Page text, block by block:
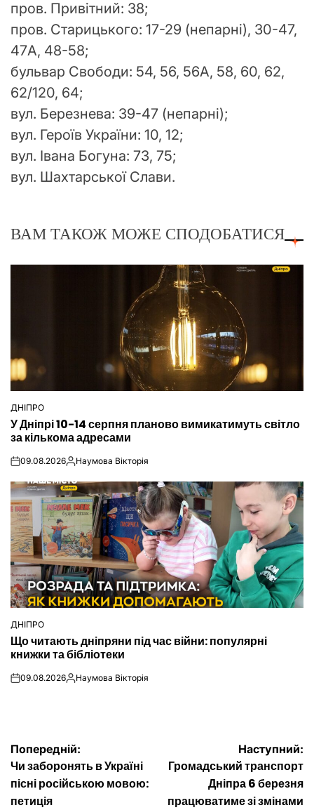
пров. Привітний: 38;
пров. Старицького: 17-29 (непарні), 30-47,
47А, 48-58;
бульвар Свободи: 54, 56, 56А, 58, 60, 62,
62/120, 64;
вул. Березнева: 39-47 (непарні);
вул. Героїв України: 10, 12;
вул. Івана Богуна: 73, 75;
вул. Шахтарської Слави.
ВАМ ТАКОЖ МОЖЕ СПОДОБАТИСЯ
ОПУБЛІКУВАТИ
У
ДНІПРО
У Дніпрі 10-14 серпня планово вимикатимуть світло
за кількома адресами
on09.08.2026Опубліковано
Наумова Вікторія
ОПУБЛІКУВАТИ
У
ДНІПРО
Що читають дніпряни під час війни: популярні
книжки та бібліотеки
on09.08.2026Опубліковано
Наумова Вікторія
Навігація
записів
Попередній:
Чи заборонять в Україні
пісні російською мовою:
петиція
Наступний:
Громадський транспорт
Дніпра 6 березня
працюватиме зі змінами